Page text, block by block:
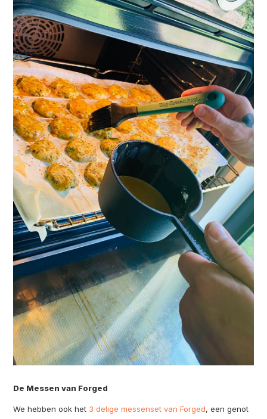
De Messen van Forged
We hebben ook het 3 delige messenset van Forged, een genot